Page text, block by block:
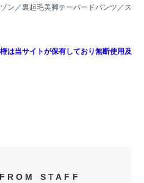
ン ／裏起毛美脚テーパードパンツ／ ス
は当サイトが保有しており無断使用及
STAFF